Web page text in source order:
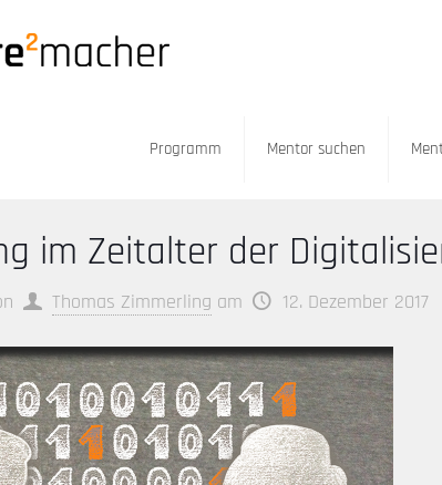
Programm Mentor suchen
im Zeitalter der
Thomas Zimmerling am 12. Dezember 2017